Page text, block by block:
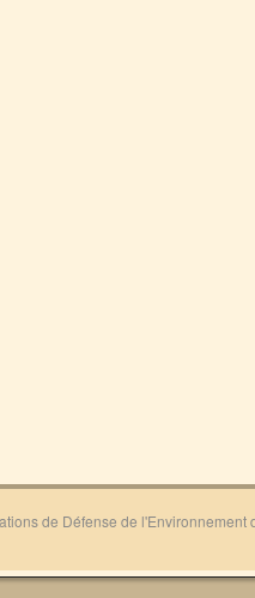
de Défense de l'Environnement